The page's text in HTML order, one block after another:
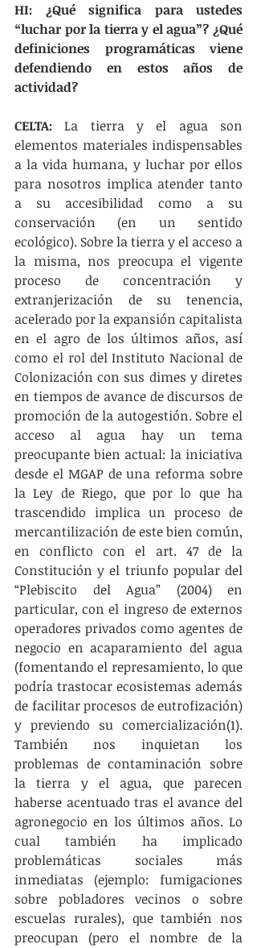
HI: ¿Qué significa para ustedes
“luchar por la tierra y el agua”? ¿Qué
definiciones programáticas viene
defendiendo en estos años de
actividad?
CELTA: La tierra y el agua son
elementos materiales indispensables
a la vida humana, y luchar por ellos
para nosotros implica atender tanto
a su accesibilidad como a su
conservación (en un sentido
ecológico). Sobre la tierra y el acceso a
la misma, nos preocupa el vigente
proceso de concentración y
extranjerización de su tenencia,
acelerado por la expansión capitalista
en el agro de los últimos años, así
como el rol del Instituto Nacional de
Colonización con sus dimes y diretes
en tiempos de avance de discursos de
promoción de la autogestión. Sobre el
acceso al agua hay un tema
preocupante bien actual: la iniciativa
desde el MGAP de una reforma sobre
la Ley de Riego, que por lo que ha
trascendido implica un proceso de
mercantilización de este bien común,
en conflicto con el art. 47 de la
Constitución y el triunfo popular del
“Plebiscito del Agua” (2004) en
particular, con el ingreso de externos
operadores privados como agentes de
negocio en acaparamiento del agua
(fomentando el represamiento, lo que
podría trastocar ecosistemas además
de facilitar procesos de eutrofización)
y previendo su comercialización(1).
También nos inquietan los
problemas de contaminación sobre
la tierra y el agua, que parecen
haberse acentuado tras el avance del
agronegocio en los últimos años. Lo
cual también ha implicado
problemáticas sociales más
inmediatas (ejemplo: fumigaciones
sobre pobladores vecinos o sobre
escuelas rurales), que también nos
preocupan (pero el nombre de la